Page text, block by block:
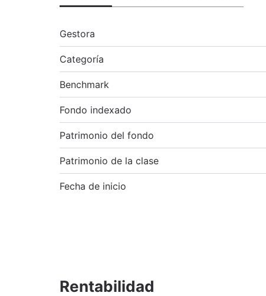
Gestora
Categoría
Benchmark
Fondo indexado
Patrimonio del fondo
Patrimonio de la clase
Fecha de inicio
Rentabilidad